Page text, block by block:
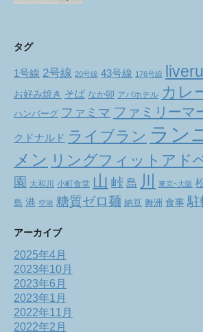
タグ
1号線 2号線 20号線 43号線 176号線
お好み焼き そば なか卯 アパホテル カレ
ハンバーグ ファミマ ファミリーマ
クドナルド ライブラン ラン
メン リングフィットアド
園 大和川 小町食堂 山 峠 島 川 東京~大阪
島 港 空港 糖質ゼロ麺 納豆 舞洲 食事 駐
アーカイブ
2025年4月
2023年10月
2023年6月
2023年1月
2022年11月
2022年2月